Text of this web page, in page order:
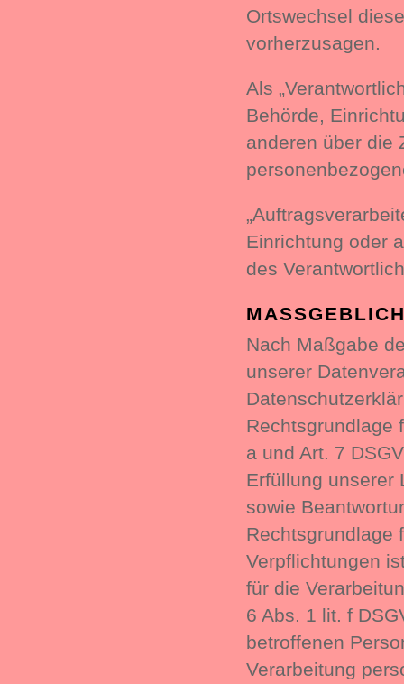
Ortswechsel
vorherzusagen.
Als
Behörde,
anderen über die
Einrichtung oder
des
Nach Maßgabe
unserer
Rechtsgrundlage
a und Art. 7
Erfüllung unserer
sowie
Rechtsgrundlage
Verpflichtungen
für die
6 Abs. 1 lit. f
betroffenen
Verarbeitung